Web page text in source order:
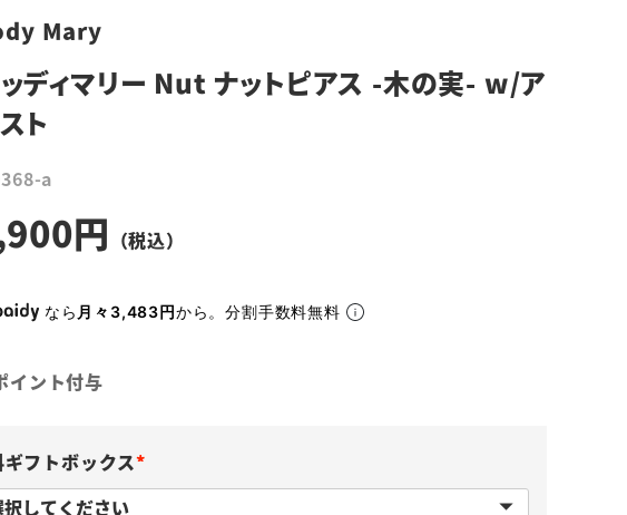
Mary
ディマリー Nut ナットピアス -木の実- w/ア
ト
a
なら 月々3,483円から。分割手数料無料
イント付与
フトボックス
(